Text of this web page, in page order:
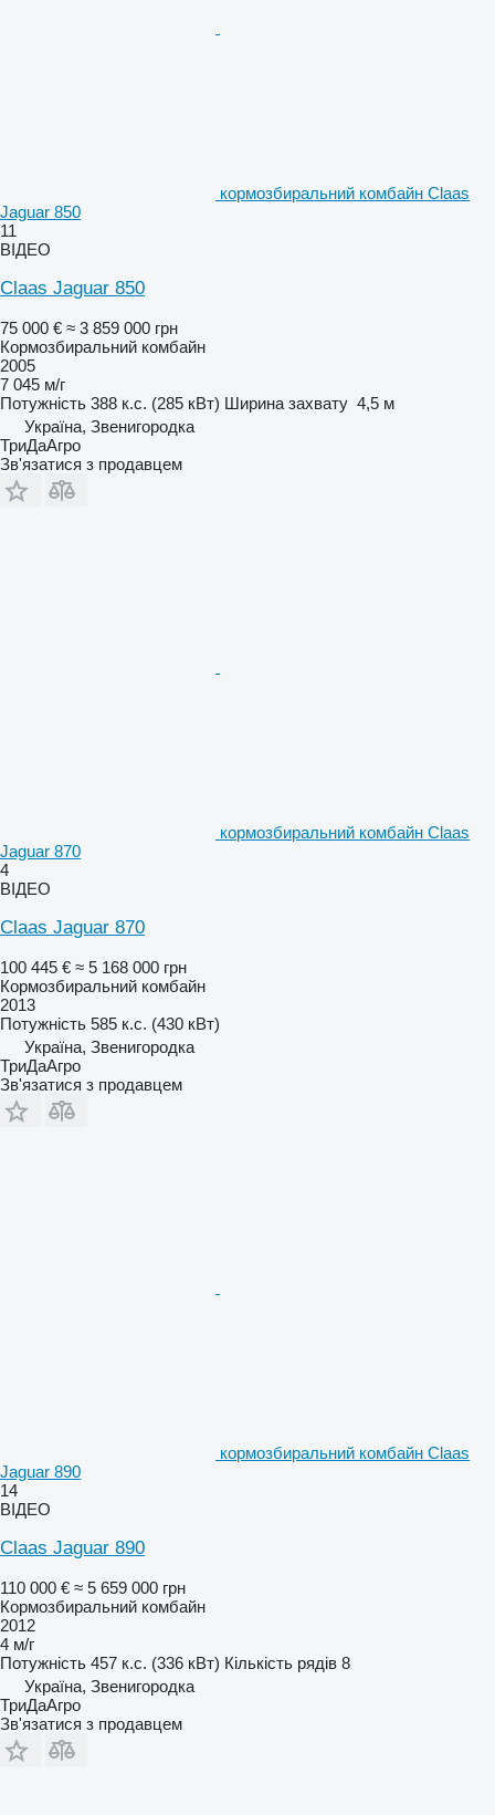
кормозбиральний комбайн Claas
Jaguar 850
11
ВІДЕО
Claas Jaguar 850
75 000 € ≈ 3 859 000 грн
Кормозбиральний комбайн
2005
7 045 м/г
Потужність 388 к.с. (285 кВт) Ширина захвату 4,5 м
Україна, Звенигородка
ТриДаАгро
Зв'язатися з продавцем
кормозбиральний комбайн Claas
Jaguar 870
4
ВІДЕО
Claas Jaguar 870
100 445 € ≈ 5 168 000 грн
Кормозбиральний комбайн
2013
Потужність 585 к.с. (430 кВт)
Україна, Звенигородка
ТриДаАгро
Зв'язатися з продавцем
кормозбиральний комбайн Claas
Jaguar 890
14
ВІДЕО
Claas Jaguar 890
110 000 € ≈ 5 659 000 грн
Кормозбиральний комбайн
2012
4 м/г
Потужність 457 к.с. (336 кВт) Кількість рядів 8
Україна, Звенигородка
ТриДаАгро
Зв'язатися з продавцем